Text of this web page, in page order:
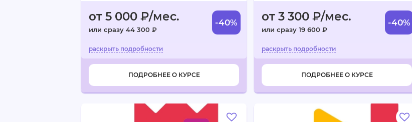
от 5 000 ₽/мес.
или сразу 44 300 ₽
-40%
ПОДРОБНЕЕ О КУРСЕ
от 3 300 ₽/мес.
или сразу 19 600 ₽
-40%
ПОДРОБНЕЕ О КУРСЕ